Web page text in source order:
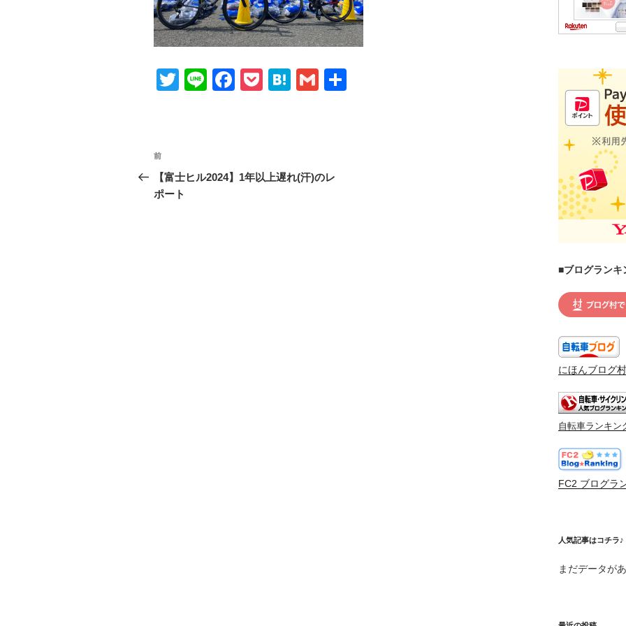
T
Li
F
b
P
H
a
G
投
稿
ナ
前
の
投
前
【富士ヒル2024】1年以上遅れ(汗)のレ
ポート
■ブログランキ
にほんブログ村
自転車ランキン
FC2 ブログラ
人気記事はコチラ♪
まだデータが